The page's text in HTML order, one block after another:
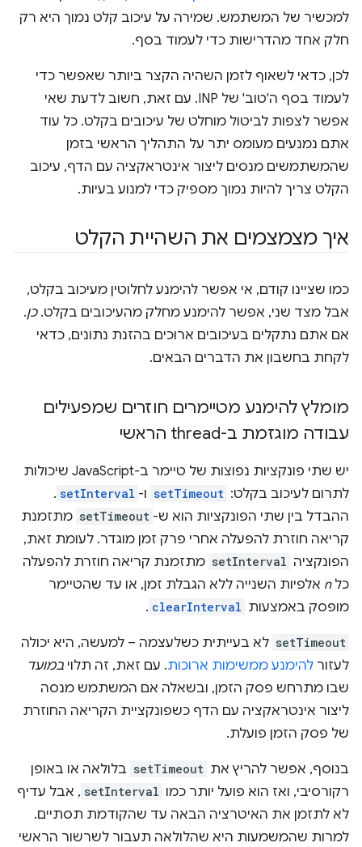
למכשיר של המשתמש. שמירה על עיכוב קלט נמוך היא רק
חלק אחד מהדרישות כדי לעמוד בסף.
לכן, כדאי לשאוף לזמן השהיה הקצר ביותר שאפשר כדי
לעמוד בסף ה'טוב' של INP. עם זאת, חשוב לדעת שאי
אפשר לצפות לביטול מוחלט של עיכובים בקלט. כל עוד
אתם נמנעים מעומס יתר על התהליך הראשי בזמן
שהמשתמשים מנסים ליצור אינטראקציה עם הדף, עיכוב
הקלט צריך להיות נמוך מספיק כדי למנוע בעיות.
איך מצמצמים את השהיית הקלט
כמו שציינו קודם, אי אפשר להימנע לחלוטין מעיכוב בקלט,
אבל מצד שני, אפשר להימנע מחלק מהעיכובים בקלט.כן.
אם אתם נתקלים בעיכובים ארוכים בהזנת נתונים, כדאי
לקחת בחשבון את הדברים הבאים.
מומלץ להימנע מטיימרים חוזרים שמפעילים
עבודה מוגזמת ב-thread הראשי
יש שתי פונקציות נפוצות של טיימר ב-JavaScript שיכולות
לתרום לעיכוב בקלט: setTimeout ו- setInterval
.
ההבדל בין שתי הפונקציות הוא ש- setTimeout מתזמנת
קריאה חוזרת להפעלה אחרי פרק זמן מוגדר. לעומת זאת,
הפונקציה setInterval מתזמנת קריאה חוזרת להפעלה
כלn אלפיות השנייה ללא הגבלת זמן, או עד שהטיימר
מופסק באמצעות clearInterval
.
setTimeout לא בעייתית כשלעצמה – למעשה, היא יכולה
לעזור להימנע ממשימות ארוכות. עם זאת, זה תלוי במועד
שבו מתרחש פסק הזמן, ובשאלה אם המשתמש מנסה
ליצור אינטראקציה עם הדף כשפונקציית הקריאה החוזרת
של פסק הזמן פועלת.
בנוסף, אפשר להריץ את setTimeout בלולאה או באופן
רקורסיבי, ואז הוא פועל יותר כמו setInterval , אבל עדיף
לא לתזמן את האיטרציה הבאה עד שהקודמת תסתיים.
למרות שהמשמעות היא שהלולאה תעבור לשרשור הראשי